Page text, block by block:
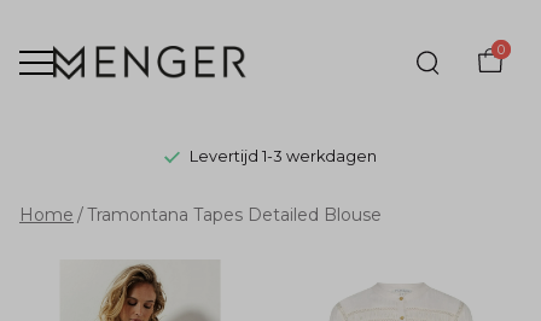
0
Levertijd 1-3 werkdagen
Tramontana
Tapes
Home Tramontana Tapes Detailed Blouse